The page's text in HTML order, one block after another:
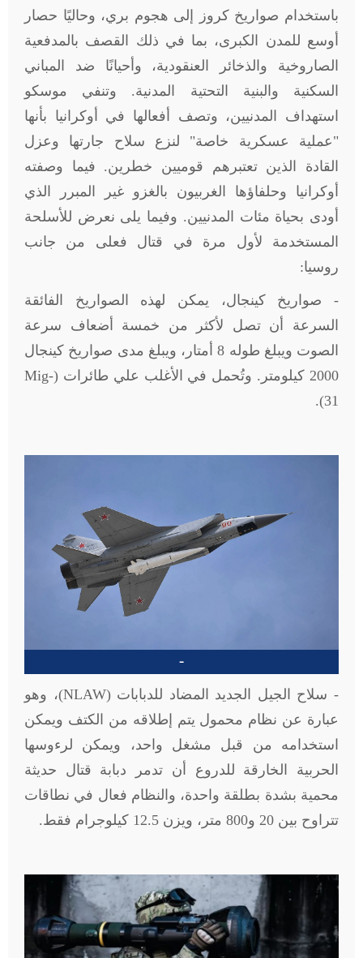
باستخدام صواريخ كروز إلى هجوم بري، وحاليًا حصار
أوسع للمدن الكبرى، بما في ذلك القصف بالمدفعية
الصاروخية والذخائر العنقودية، وأحيانًا ضد المباني
السكنية والبنية التحتية المدنية. وتنفي موسكو
استهداف المدنيين، وتصف أفعالها في أوكرانيا بأنها
"عملية عسكرية خاصة" لنزع سلاح جارتها وعزل
القادة الذين تعتبرهم قوميين خطرين. فيما وصفته
أوكرانيا وحلفاؤها الغربيون بالغزو غير المبرر الذي
أودى بحياة مئات المدنيين. وفيما يلى نعرض للأسلحة
المستخدمة لأول مرة في قتال فعلى من جانب
روسيا:
- صواريخ كينجال، يمكن لهذه الصواريخ الفائقة
السرعة أن تصل لأكثر من خمسة أضعاف سرعة
الصوت ويبلغ طوله 8 أمتار، ويبلغ مدى صواريخ كينجال
2000 كيلومتر. وتُحمل في الأغلب علي طائرات (
Mig-
31
).
-
- سلاح الجيل الجديد المضاد للدبابات (NLAW)، وهو
عبارة عن نظام محمول يتم إطلاقه من الكتف ويمكن
استخدامه من قبل مشغل واحد، ويمكن لرءوسها
الحربية الخارقة للدروع أن تدمر دبابة قتال حديثة
محمية بشدة بطلقة واحدة، والنظام فعال في نطاقات
تتراوح بين 20 و800 متر، ويزن 12.5 كيلوجرام فقط.